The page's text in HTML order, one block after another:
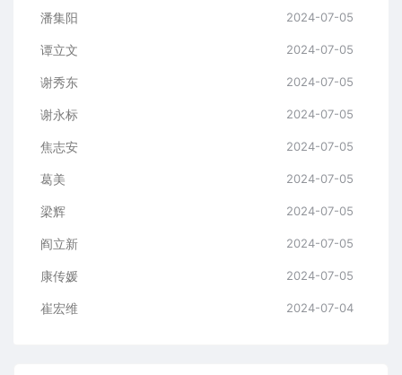
潘集阳 2024-07-05
谭立文 2024-07-05
谢秀东 2024-07-05
谢永标 2024-07-05
焦志安 2024-07-05
葛美 2024-07-05
梁辉 2024-07-05
阎立新 2024-07-05
康传媛 2024-07-05
崔宏维 2024-07-04